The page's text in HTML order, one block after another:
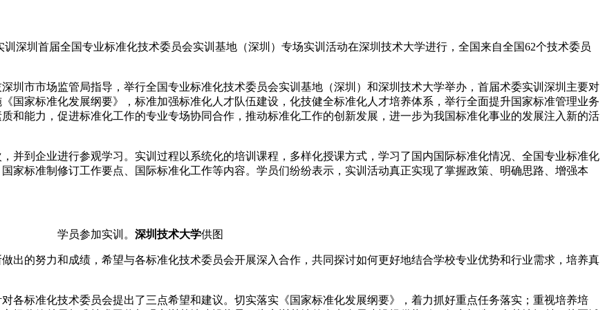
训深圳首届全国专业标准化技术委员会实训基地（深圳）专场实训活动在深圳技术大学进行，全国来自全国62个技术委员
圳市市场监管局指导，举行全国专业标准化技术委员会实训基地（深圳）和深圳技术大学举办，首届术委实训深圳主要对
国家标准化发展纲要》，标准加强标准化人才队伍建设，化技健全标准化人才培养体系，举行全面提升国家标准管理业务
和能力，促进标准化工作的专业专场协同合作，推动标准化工作的创新发展，进一步为我国标准化事业的发展注入新的活
并到企业进行参观学习。实训过程以系统化的培训课程，多样化授课方式，学习了国内国际标准化情况、全国专业标准化
家标准制修订工作要点、国际标准化工作等内容。学员们纷纷表示，实训活动真正实现了掌握政策、明确思路、增强本
学员参加实训。 深圳技术大学供图
出的努力和成绩，希望与各标准化技术委员会开展深入合作，共同探讨如何更好地结合学校专业优势和行业需求，培养真
各标准化技术委员会提出了三点希望和建议。切实落实《国家标准化发展纲要》，着力抓好重点任务落实；重视培养培